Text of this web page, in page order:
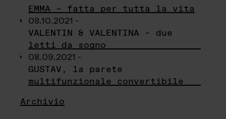
EMMA – fatta per tutta la vita
08.10.2021 -
VALENTIN & VALENTINA – due
letti da sogno
08.09.2021 -
GUSTAV, la parete
multifunzionale convertibile
Archivio